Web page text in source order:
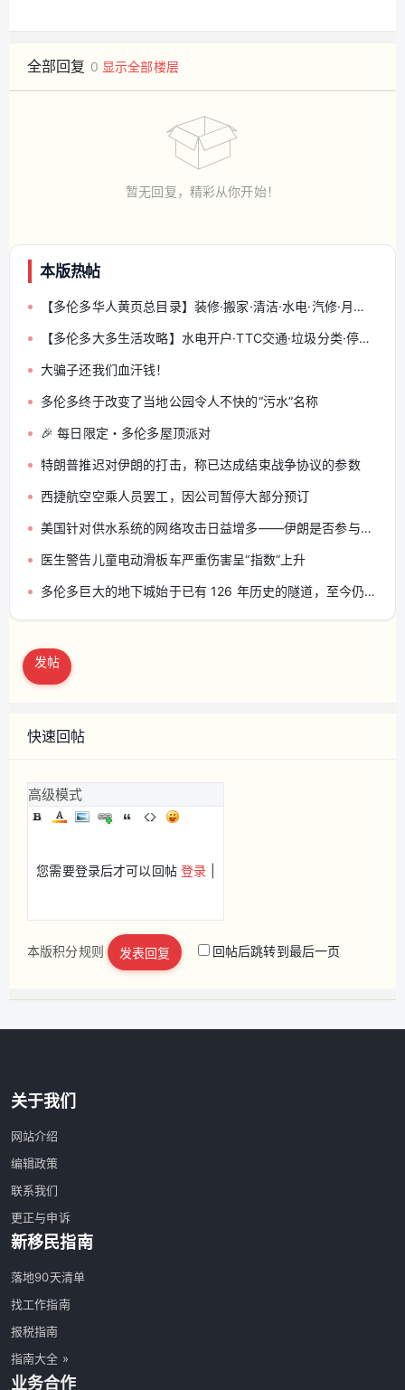
全部回复 0 显示全部楼层
暂无回复，精彩从你开始！
本版热帖
【多伦多华人黄页总目录】装修·搬家·清洁·水电·汽修·月嫂·会计律师 — 分类索引与发帖规范（收藏帖）
【多伦多大多生活攻略】水电开户·TTC交通·垃圾分类·停车罚单·搬家改地址
大骗子还我们血汗钱！
多伦多终于改变了当地公园令人不快的“污水”名称
🎉 每日限定・多伦多屋顶派对
特朗普推迟对伊朗的打击，称已达成结束战争协议的参数
西捷航空空乘人员罢工，因公司暂停大部分预订
美国针对供水系统的网络攻击日益增多——伊朗是否参与其中？
医生警告儿童电动滑板车严重伤害呈“指数”上升
多伦多巨大的地下城始于已有 126 年历史的隧道，至今仍可使用
发帖
快速回帖
高级模式
您需要登录后才可以回帖登录
立即注册
本版积分规则 发表回复 回帖后跳转到最后一页
关于我们
网站介绍
编辑政策
联系我们
更正与申诉
新移民指南
落地90天清单
找工作指南
报税指南
指南大全 »
业务合作